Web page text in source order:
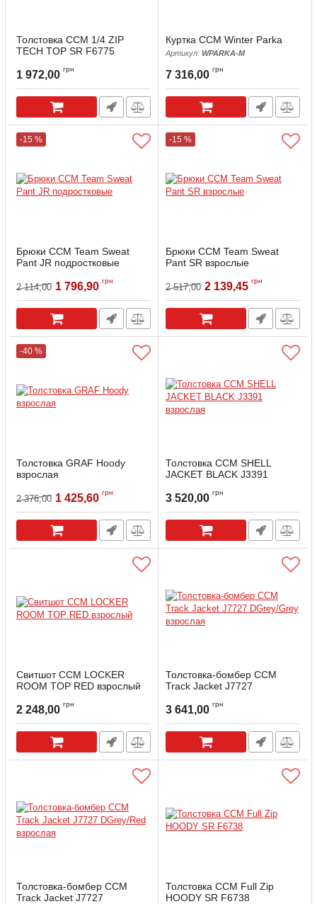
Толстовка ССМ 1/4 ZIP
TECH TOP SR F6775
1 972,00 грн
Куртка CCM Winter Parka
Артикул: WPARKA-M
7 316,00 грн
-15 %
Брюки CCM Team Sweat
Pant JR подростковые
2 114,00 1 796,90 грн
-15 %
Брюки CCM Team Sweat
Pant SR взрослые
2 517,00 2 139,45 грн
-40 %
Толстовка GRAF Hoody
взрослая
2 376,00 1 425,60 грн
Толстовка CCM SHELL
JACKET BLACK J3391
Артикул: SHELLJACK-SR-B-M
3 520,00 грн
Свитшот CCM LOCKER
ROOM TOP RED взрослый
2 248,00 грн
Толстовка-бомбер CCM
Track Jacket J7727
Артикул: TRJACKET-BLK/DGR-S
3 641,00 грн
Толстовка-бомбер CCM
Track Jacket J7727
Толстовка ССМ Full Zip
HOODY SR F6738